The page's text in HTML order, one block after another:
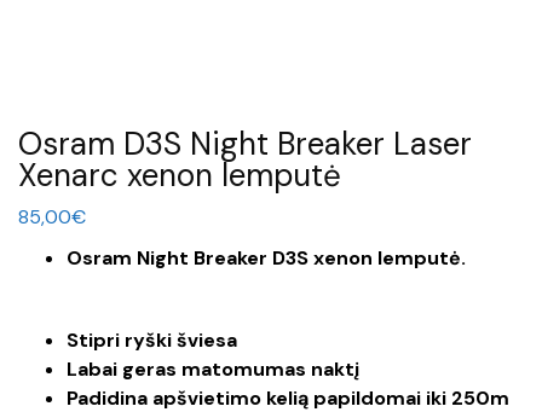
Osram D3S Night Breaker Laser
Xenarc xenon lemputė
85,00€
Osram Night Breaker D3S xenon lemputė.
Stipri ryški šviesa
Labai geras matomumas naktį
Padidina apšvietimo kelią papildomai iki 250m